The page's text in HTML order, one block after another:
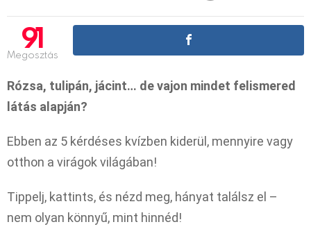
91
Megosztás
Rózsa, tulipán, jácint… de vajon mindet felismered
látás alapján?
Ebben az 5 kérdéses kvízben kiderül, mennyire vagy
otthon a virágok világában!
Tippelj, kattints, és nézd meg, hányat találsz el –
nem olyan könnyű, mint hinnéd!